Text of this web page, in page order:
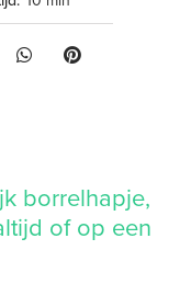
borrelhapje,
of op een